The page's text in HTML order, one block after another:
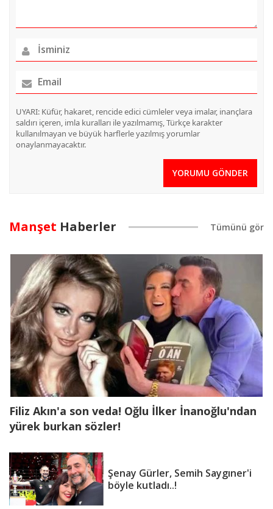
UYARI: Küfür, hakaret, rencide edici cümleler veya imalar, inançlara
saldırı içeren, imla kuralları ile yazılmamış, Türkçe karakter
kullanılmayan ve büyük harflerle yazılmış yorumlar
onaylanmayacaktır.
YORUMU GÖNDER
Manşet Haberler
Filiz Akın'a son veda! Oğlu İlker İnanoğlu'ndan
yürek burkan sözler!
Şenay Gürler, Semih Saygıner'i
böyle kutladı..!